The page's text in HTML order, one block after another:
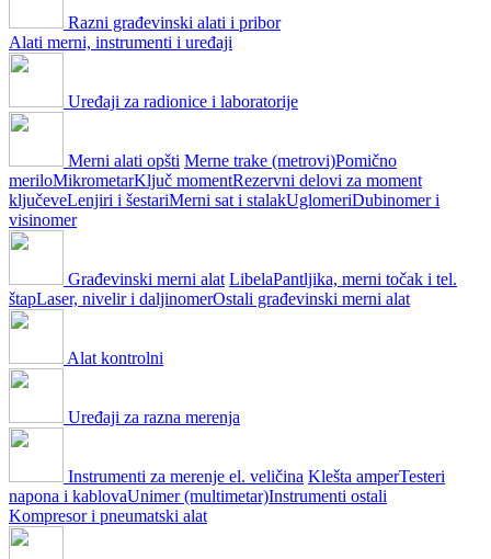
Razni građevinski alati i pribor
Alati merni, instrumenti i uređaji
Uređaji za radionice i laboratorije
Merni alati opšti Merne trake (metrovi)Pomično
meriloMikrometarKljuč momentRezervni delovi za moment
ključeveLenjiri i šestariMerni sat i stalakUglomeriDubinomer i
visinomer
Građevinski merni alat LibelaPantljika, merni točak i tel.
štapLaser, nivelir i daljinomerOstali građevinski merni alat
Alat kontrolni
Uređaji za razna merenja
Instrumenti za merenje el. veličina Klešta amperTesteri
napona i kablovaUnimer (multimetar)Instrumenti ostali
Kompresor i pneumatski alat